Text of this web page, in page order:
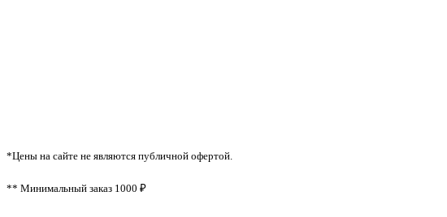
*Цены на сайте не являются публичной офертой.
** Минимальный заказ 1000 ₽